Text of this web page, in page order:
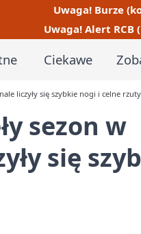
Uwaga! Burze
Uwaga! Alert RCB
Ciekawe
liczyły się szybkie nogi i celne rzuty
sezon w
się